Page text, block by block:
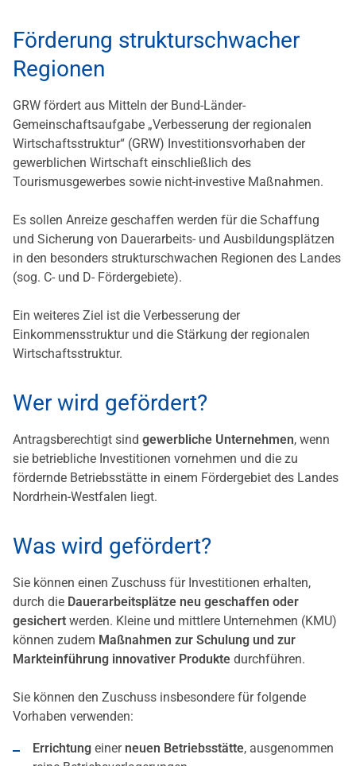
Förderung strukturschwacher
Regionen
GRW fördert aus Mitteln der Bund-Länder-
Gemeinschaftsaufgabe „Verbesserung der regionalen
Wirtschaftsstruktur“ (GRW) Investitionsvorhaben der
gewerblichen Wirtschaft einschließlich des
Tourismusgewerbes sowie nicht-investive Maßnahmen.
Es sollen Anreize geschaffen werden für die Schaffung
und Sicherung von Dauerarbeits- und Ausbildungsplätzen
in den besonders strukturschwachen Regionen des Landes
(sog. C- und D- Fördergebiete).
Ein weiteres Ziel ist die Verbesserung der
Einkommensstruktur und die Stärkung der regionalen
Wirtschaftsstruktur.
Wer wird gefördert?
Antragsberechtigt sind gewerbliche Unternehmen, wenn
sie betriebliche Investitionen vornehmen und die zu
fördernde Betriebsstätte in einem Fördergebiet des Landes
Nordrhein-Westfalen liegt.
Was wird gefördert?
Sie können einen Zuschuss für Investitionen erhalten,
durch die Dauerarbeitsplätze neu geschaffen oder
gesichert werden. Kleine und mittlere Unternehmen (KMU)
können zudem Maßnahmen zur Schulung und zur
Markteinführung innovativer Produkte durchführen.
Sie können den Zuschuss insbesondere für folgende
Vorhaben verwenden:
Errichtung einer neuen Betriebsstätte, ausgenommen